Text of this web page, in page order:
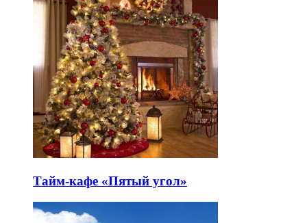
Тайм-кафе «Пятый угол»